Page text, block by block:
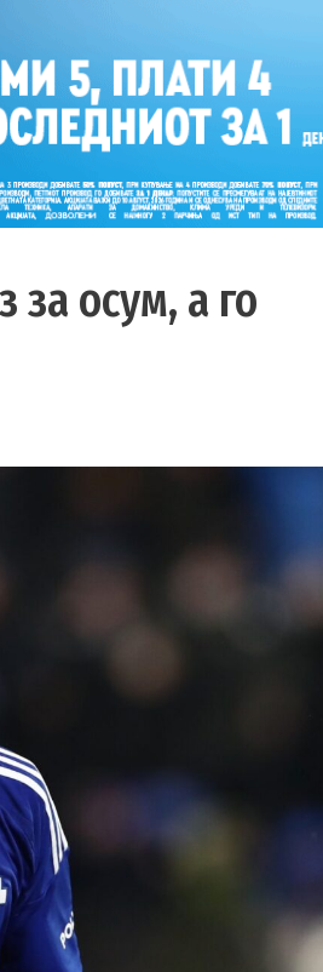
за осум, а го